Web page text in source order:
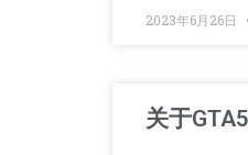
2023年6月26日
关于